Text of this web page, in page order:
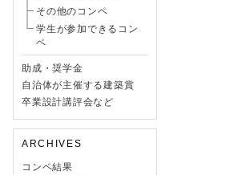
その他のコンペ
学生が参加できるコン
ペ
助成・奨学金
自治体が主催する建築賞
卒業設計講評会など
ARCHIVES
コンペ結果